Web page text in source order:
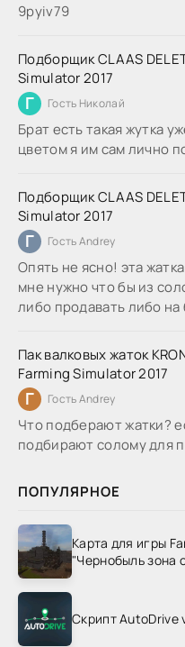
9руіv79
Подборщик CLAAS
Simulator 2017
Г Гость Николай
Брат есть такая жутка
цветом я им сам лично
Подборщик CLAAS
Simulator 2017
Г Гость Andrey
Опять не ясно! эта
мне нужно что бы из
либо продавать либо на
Пак валковых жаток
Farming Simulator 2017
Г Гость Andrey
Что подберают жатки?
подбирают солому для
ПОПУЛЯРНОЕ
Карта для игры
"Чернобыль зона
Скрипт AutoDrive